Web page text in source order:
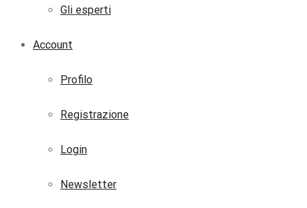
Gli esperti
Account
Profilo
Registrazione
Login
Newsletter